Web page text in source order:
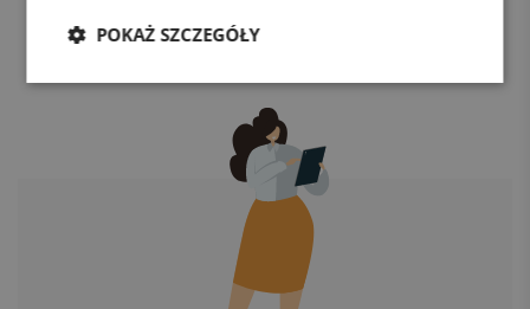
POKAŻ SZCZEGÓŁY